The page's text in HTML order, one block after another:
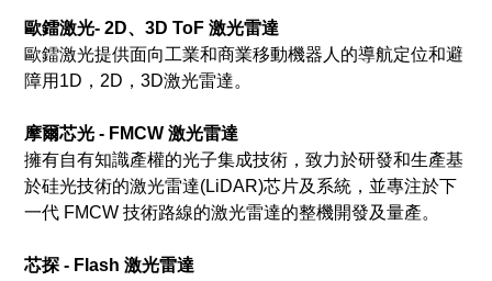
歐鐳激光- 2D、3D ToF 激光雷達
歐鐳激光提供面向工業和商業移動機器人的導航定位和避
障用1D，2D，3D激光雷達。
摩爾芯光 - FMCW 激光雷達
擁有自有知識產權的光子集成技術，致力於研發和生產基
於硅光技術的激光雷達(LiDAR)芯片及系統，並專注於下
一代 FMCW 技術路線的激光雷達的整機開發及量產。
芯探 - Flash 激光雷達